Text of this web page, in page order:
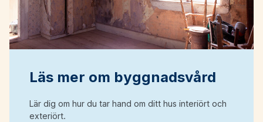
Läs mer om byggnadsvård
Lär dig om hur du tar hand om ditt hus interiört och
exteriört.